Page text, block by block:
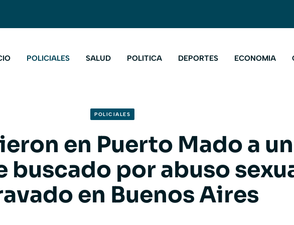
POLICIALES SALUD POLITICA DEPORTES ECONOMIA
POLICIALES
en Puerto Mado a un
buscado por abuso
en Buenos Aires